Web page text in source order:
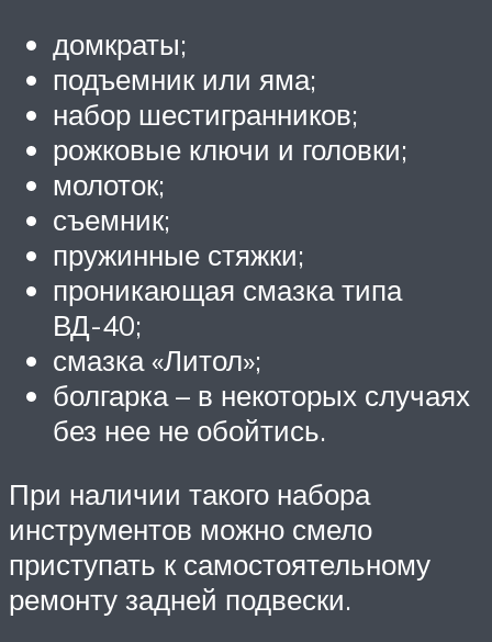
домкраты;
подъемник или яма;
набор шестигранников;
рожковые ключи и головки;
молоток;
съемник;
пружинные стяжки;
проникающая смазка типа
ВД-40;
смазка «Литол»;
болгарка – в некоторых случаях
без нее не обойтись.
При наличии такого набора
инструментов можно смело
приступать к самостоятельному
ремонту задней подвески.